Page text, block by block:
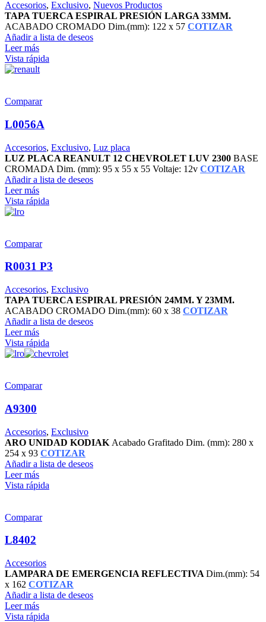
Accesorios, Exclusivo, Nuevos Productos
TAPA TUERCA ESPIRAL PRESIÓN LARGA 33MM.
ACABADO CROMADO Dim.(mm): 122 x 57 COTIZAR
Añadir a lista de deseos
Leer más
Vista rápida
Comparar
L0056A
Accesorios, Exclusivo, Luz placa
LUZ PLACA REANULT 12 CHEVROLET LUV 2300 BASE
CROMADA Dim. (mm): 95 x 55 x 55 Voltaje: 12v COTIZAR
Añadir a lista de deseos
Leer más
Vista rápida
Comparar
R0031 P3
Accesorios, Exclusivo
TAPA TUERCA ESPIRAL PRESIÓN 24MM. Y 23MM.
ACABADO CROMADO Dim.(mm): 60 x 38 COTIZAR
Añadir a lista de deseos
Leer más
Vista rápida
Comparar
A9300
Accesorios, Exclusivo
ARO UNIDAD KODIAK Acabado Grafitado Dim. (mm): 280 x
254 x 93 COTIZAR
Añadir a lista de deseos
Leer más
Vista rápida
Comparar
L8402
Accesorios
LAMPARA DE EMERGENCIA REFLECTIVA Dim.(mm): 54
x 162 COTIZAR
Añadir a lista de deseos
Leer más
Vista rápida